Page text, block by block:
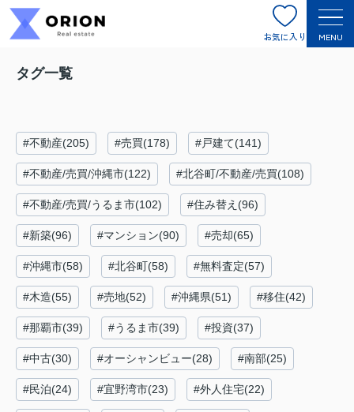
お気に入り MENU
タグ一覧
#不動産(205) #売買(178) #戸建て(141)
#不動産/売買/沖縄市(122) #北谷町/不動産/売買(108)
#不動産/売買/うるま市(102) #住み替え(96)
#新築(96) #マンション(90) #売却(65)
#沖縄市(58) #北谷町(58) #無料査定(57)
#木造(55) #売地(52) #沖縄県(51) #移住(42)
#那覇市(39) #うるま市(39) #投資(37)
#中古(30) #オーシャンビュー(28) #南部(25)
#民泊(24) #宜野湾市(23) #外人住宅(22)